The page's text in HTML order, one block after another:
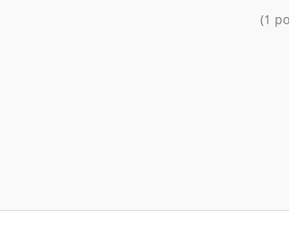
(1